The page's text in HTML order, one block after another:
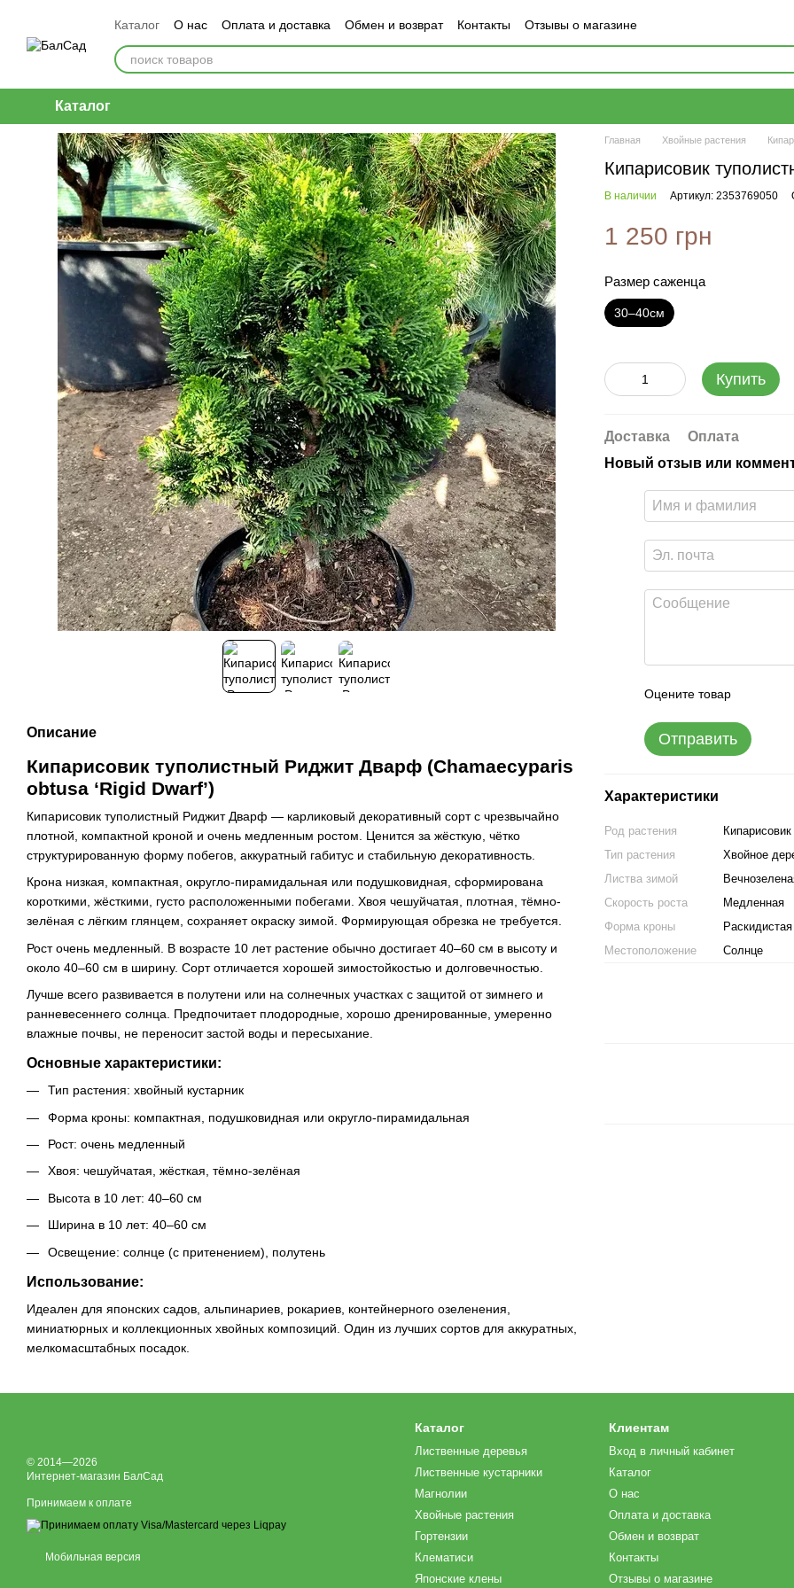
Каталог О нас Оплата и доставка Обмен и возврат Контакты Отзывы о магазине
Каталог
Описание
Кипарисовик туполистный Риджит Дварф (Chamaecyparis
obtusa ‘Rigid Dwarf’)
Кипарисовик туполистный Риджит Дварф — карликовый декоративный сорт с чрезвычайно
плотной, компактной кроной и очень медленным ростом. Ценится за жёсткую, чётко
структурированную форму побегов, аккуратный габитус и стабильную декоративность.
Крона низкая, компактная, округло-пирамидальная или подушковидная, сформирована
короткими, жёсткими, густо расположенными побегами. Хвоя чешуйчатая, плотная, тёмно-
зелёная с лёгким глянцем, сохраняет окраску зимой. Формирующая обрезка не требуется.
Рост очень медленный. В возрасте 10 лет растение обычно достигает 40–60 см в высоту и
около 40–60 см в ширину. Сорт отличается хорошей зимостойкостью и долговечностью.
Лучше всего развивается в полутени или на солнечных участках с защитой от зимнего и
ранневесеннего солнца. Предпочитает плодородные, хорошо дренированные, умеренно
влажные почвы, не переносит застой воды и пересыхание.
Основные характеристики:
Тип растения: хвойный кустарник
Форма кроны: компактная, подушковидная или округло-пирамидальная
Рост: очень медленный
Хвоя: чешуйчатая, жёсткая, тёмно-зелёная
Высота в 10 лет: 40–60 см
Ширина в 10 лет: 40–60 см
Освещение: солнце (с притенением), полутень
Использование:
Идеален для японских садов, альпинариев, рокариев, контейнерного озеленения,
миниатюрных и коллекционных хвойных композиций. Один из лучших сортов для аккуратных,
мелкомасштабных посадок.
Главная Хвойные растения
Кипарисовик
В наличии Артикул: 2353769050
1 250 грн
Размер саженца
30–40см
Купить
Доставка
Оплата
Новый отзыв или
Оцените товар
Отправить
Характеристики
Род растения
Кипарисовик
Тип растения
Хвойное
Листва зимой
Скорость роста
Медленная
Форма кроны
Раскидистая
Местоположение
Солнце
© 2014—2026
Интернет-магазин БалСад
Принимаем к оплате
Мобильная версия
Каталог
Лиственные деревья
Лиственные кустарники
Магнолии
Хвойные растения
Гортензии
Клематиси
Японские клены
Клиентам
Вход в личный кабинет
Каталог
О нас
Оплата и доставка
Обмен и возврат
Контакты
Отзывы о магазине